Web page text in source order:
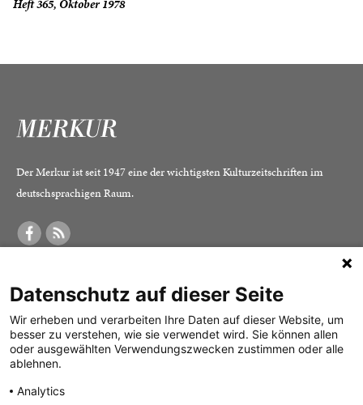
Heft 365, Oktober 1978
Der Merkur ist seit 1947 eine der wichtigsten Kulturzeitschriften im
deutschsprachigen Raum.
Was ist der Merkur?
Herausgeber /
Redaktion
Verlag
Alle Abos im Überblick
Print-Abo
Digital-Abo
Impressum
Datenschutz
Mediadaten
Datenschutz auf dieser Seite
Wir erheben und verarbeiten Ihre Daten auf dieser Website, um
besser zu verstehen, wie sie verwendet wird. Sie können allen
oder ausgewählten Verwendungszwecken zustimmen oder alle
ablehnen.
Analytics